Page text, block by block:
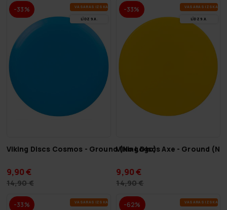
-33% VA­SA­RAS IZ­SKA­ŅA
LĪDZ 9.8.
Viking Discs Cosmos - Ground (No Logo)
9,90 €
14,90 €
-33% VA­SA­RAS IZ­SKA­ŅA
LĪDZ 9.8.
Viking Discs Axe - Ground
9,90 €
14,90 €
-33% VA­SA­RAS IZ­SKA­ŅA -62% VA­SA­RAS IZ­SKA­ŅA